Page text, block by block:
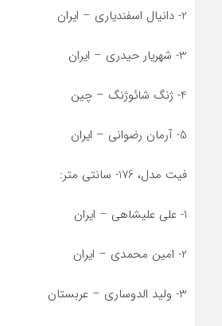
2- دانیال اسفندیاری – ایران
3- شهریار حیدری – ایران
4- ژنگ شائوژنگ – چین
5- آرمان رضوانی – ایران
فیت مدل، 176- سانتی متر:
1- علی علیشاهی – ایران
2- امین محمدی – ایران
3- ولید الدوساری – عربستان